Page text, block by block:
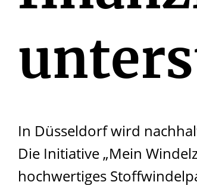
In Düsseldorf wird
Die Initiative „Mein
hochwertiges